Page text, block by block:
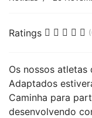
Ratings
Os nossos
Adaptados
Caminha para
desenvolvendo